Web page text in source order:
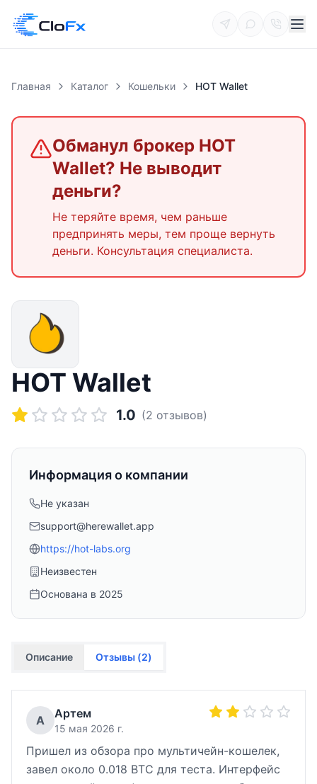
Главная Каталог Кошельки HOT Wallet
Обманул брокер HOT
Wallet? Не выводит
деньги?
Не теряйте время, чем раньше
предпринять меры, тем проще вернуть
деньги. Консультация специалиста.
HOT Wallet
1.0 (2 отзывов)
Информация о компании
Не указан
support@herewallet.app
https://hot-labs.org
Неизвестен
Основана в 2025
Описание Отзывы (2)
А Артем
15 мая 2026 г.
Пришел из обзора про мультичейн-кошелек,
завел около 0.018 BTC для теста. Интерфейс